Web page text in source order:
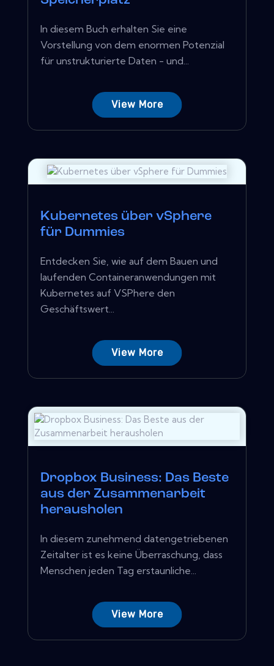
In diesem Buch erhalten Sie eine
Vorstellung von dem enormen Potenzial
für unstrukturierte Daten - und...
View More
Kubernetes über vSphere
für Dummies
Entdecken Sie, wie auf dem Bauen und
laufenden Containeranwendungen mit
Kubernetes auf VSPhere den
Geschäftswert...
View More
Dropbox Business: Das Beste
aus der Zusammenarbeit
herausholen
In diesem zunehmend datengetriebenen
Zeitalter ist es keine Überraschung, dass
Menschen jeden Tag erstaunliche...
View More